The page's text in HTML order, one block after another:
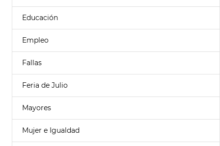
Educación
Empleo
Fallas
Feria de Julio
Mayores
Mujer e Igualdad